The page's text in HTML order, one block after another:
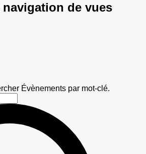
navigation de vues
Évènements par mot-clé.